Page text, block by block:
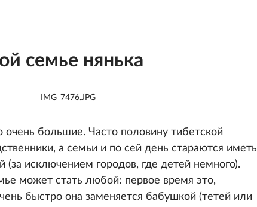
семье нянька
IMG_7476.JPG
очень большие. Часто половину тибетской
а семьи и по сей день стараются иметь
исключением городов, где детей немного).
может стать любой: первое время это,
быстро она заменяется бабушкой (тетей или